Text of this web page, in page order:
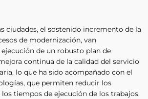
ciudades, el sostenido incremento de la
de modernización, van
de un robusto plan de
continua de la calidad del servicio
lo que ha sido acompañado con el
que permiten reducir los
tiempos de ejecución de los trabajos.